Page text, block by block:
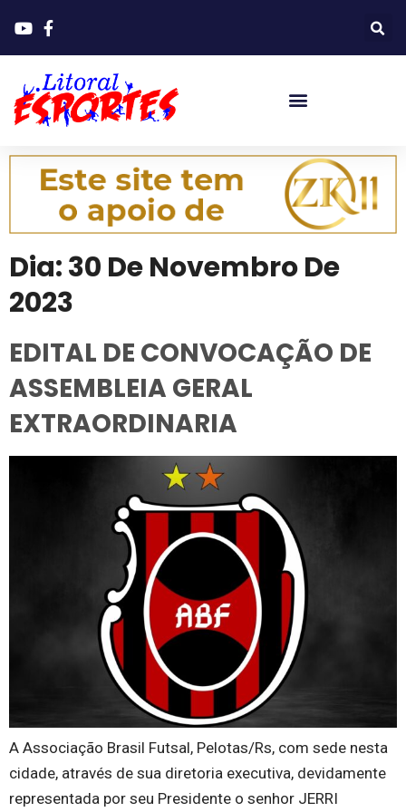
Dia:30 De Novembro De
2023
EDITAL DE CONVOCAÇÃO DE
ASSEMBLEIA GERAL
EXTRAORDINARIA
A Associação Brasil Futsal, Pelotas/Rs, com sede nesta
cidade, através de sua diretoria executiva, devidamente
representada por seu Presidente o senhor JERRI